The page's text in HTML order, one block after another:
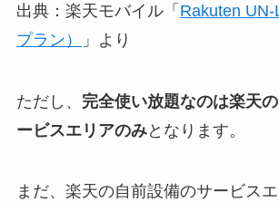
出典：楽天モバイル「 Rakuten
プラン）
」より
ただし、 完全使い放題なのは楽天
ービスエリアのみとなります。
まだ、 楽天の自前設備のサービス